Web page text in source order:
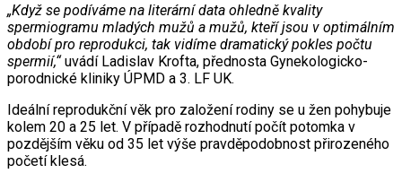
„Když se podíváme na literární data ohledně kvality
spermiogramu mladých mužů a mužů, kteří jsou v optimálním
období pro reprodukci, tak vidíme dramatický pokles počtu
spermií,“uvádí Ladislav Krofta, přednosta Gynekologicko-
porodnické kliniky ÚPMD a 3. LF UK.
Ideální reprodukční věk pro založení rodiny se u žen pohybuje
kolem 20 a 25 let. V případě rozhodnutí počít potomka v
pozdějším věku od 35 let výše pravděpodobnost přirozeného
početí klesá.